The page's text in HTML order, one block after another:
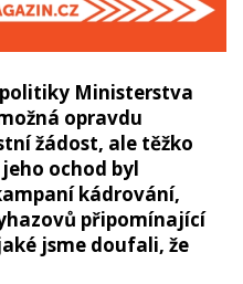
Ministerstva
opravdu
žádost, ale těžko
ochod byl
kádrování,
připomínající
jsme doufali, že